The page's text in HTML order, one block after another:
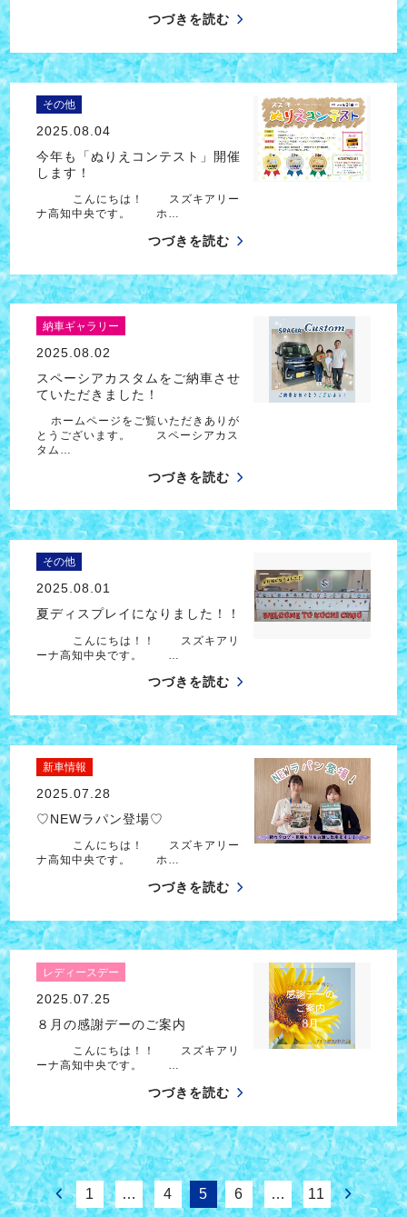
つづきを読む
その他
2025.08.04
今年も「ぬりえコンテスト」開催
します！
こんにちは！ スズキアリー
ナ高知中央です。 ホ…
つづきを読む
納車ギャラリー
2025.08.02
スペーシアカスタムをご納車させ
ていただきました！
ホームページをご覧いただきありが
とうございます。 スペーシアカス
タム…
つづきを読む
その他
2025.08.01
夏ディスプレイになりました！！
こんにちは！！ スズキアリ
ーナ高知中央です。 …
つづきを読む
新車情報
2025.07.28
♡NEWラパン登場♡
こんにちは！ スズキアリー
ナ高知中央です。 ホ…
つづきを読む
レディースデー
2025.07.25
８月の感謝デーのご案内
こんにちは！！ スズキアリ
ーナ高知中央です。 …
つづきを読む
1 … 4 5 6 … 11